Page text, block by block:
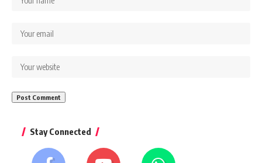
Stay Connected